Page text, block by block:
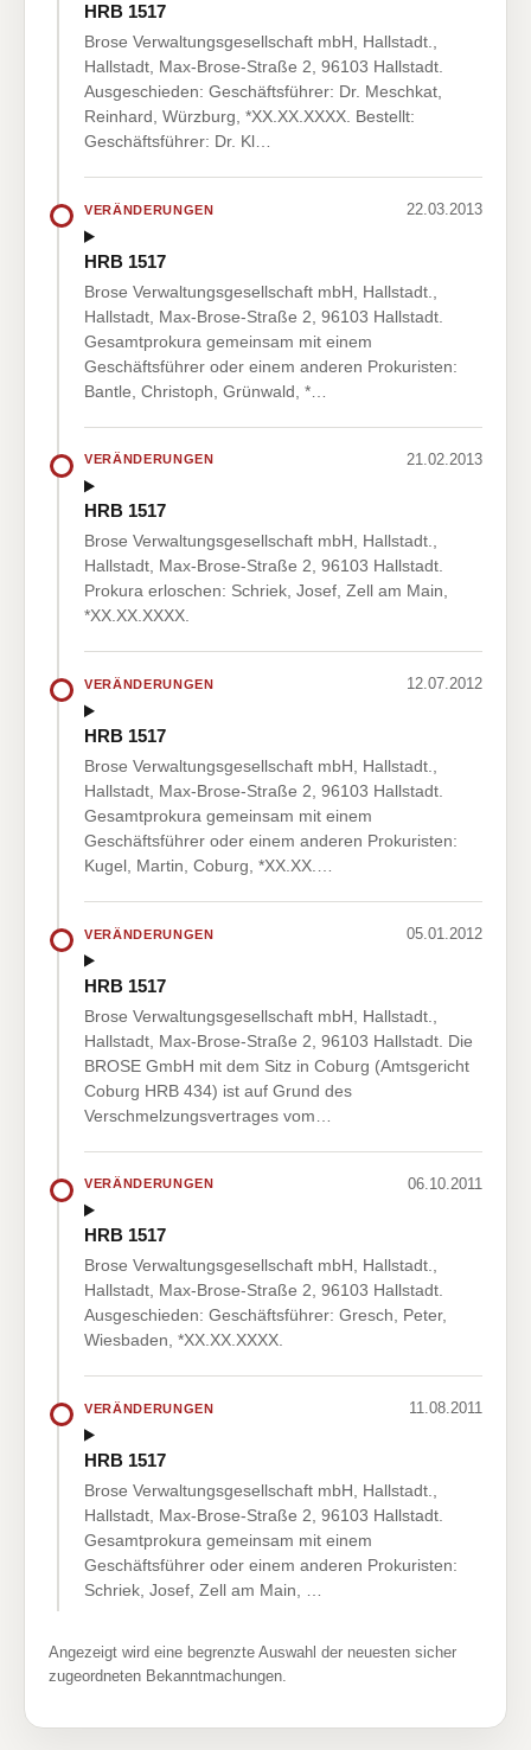
HRB 1517
Brose Verwaltungsgesellschaft mbH, Hallstadt.,
Hallstadt, Max-Brose-Straße 2, 96103 Hallstadt.
Ausgeschieden: Geschäftsführer: Dr. Meschkat,
Reinhard, Würzburg, *XX.XX.XXXX. Bestellt:
Geschäftsführer: Dr. Kl…
VERÄNDERUNGEN 22.03.2013
HRB 1517
Brose Verwaltungsgesellschaft mbH, Hallstadt.,
Hallstadt, Max-Brose-Straße 2, 96103 Hallstadt.
Gesamtprokura gemeinsam mit einem
Geschäftsführer oder einem anderen Prokuristen:
Bantle, Christoph, Grünwald, *…
VERÄNDERUNGEN 21.02.2013
HRB 1517
Brose Verwaltungsgesellschaft mbH, Hallstadt.,
Hallstadt, Max-Brose-Straße 2, 96103 Hallstadt.
Prokura erloschen: Schriek, Josef, Zell am Main,
*XX.XX.XXXX.
VERÄNDERUNGEN 12.07.2012
HRB 1517
Brose Verwaltungsgesellschaft mbH, Hallstadt.,
Hallstadt, Max-Brose-Straße 2, 96103 Hallstadt.
Gesamtprokura gemeinsam mit einem
Geschäftsführer oder einem anderen Prokuristen:
Kugel, Martin, Coburg, *XX.XX.…
VERÄNDERUNGEN 05.01.2012
HRB 1517
Brose Verwaltungsgesellschaft mbH, Hallstadt.,
Hallstadt, Max-Brose-Straße 2, 96103 Hallstadt. Die
BROSE GmbH mit dem Sitz in Coburg (Amtsgericht
Coburg HRB 434) ist auf Grund des
Verschmelzungsvertrages vom…
VERÄNDERUNGEN 06.10.2011
HRB 1517
Brose Verwaltungsgesellschaft mbH, Hallstadt.,
Hallstadt, Max-Brose-Straße 2, 96103 Hallstadt.
Ausgeschieden: Geschäftsführer: Gresch, Peter,
Wiesbaden, *XX.XX.XXXX.
VERÄNDERUNGEN 11.08.2011
HRB 1517
Brose Verwaltungsgesellschaft mbH, Hallstadt.,
Hallstadt, Max-Brose-Straße 2, 96103 Hallstadt.
Gesamtprokura gemeinsam mit einem
Geschäftsführer oder einem anderen Prokuristen:
Schriek, Josef, Zell am Main, …
Angezeigt wird eine begrenzte Auswahl der neuesten sicher
zugeordneten Bekanntmachungen.